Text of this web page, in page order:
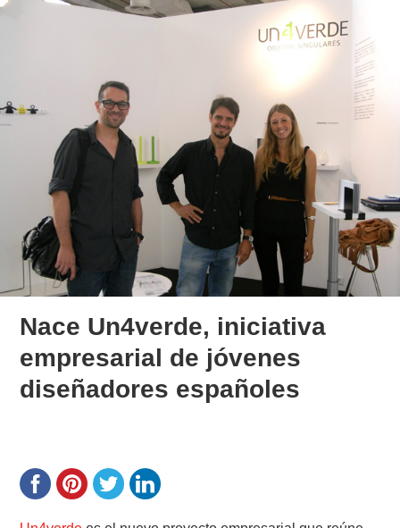
Nace Un4verde, iniciativa
empresarial de jóvenes
diseñadores españoles